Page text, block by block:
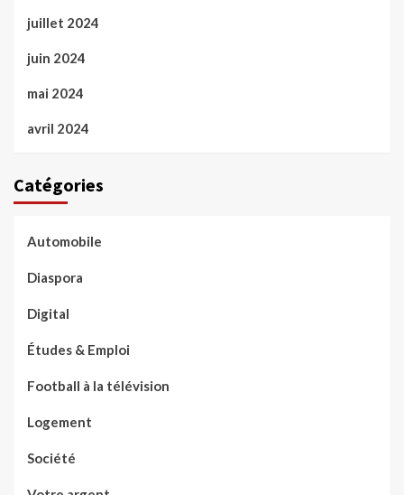
juillet 2024
juin 2024
mai 2024
avril 2024
Catégories
Automobile
Diaspora
Digital
Études & Emploi
Football à la télévision
Logement
Société